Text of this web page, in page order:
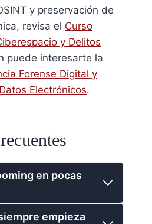
y preservación de
revisa el Curso
y Delitos
puede interesarte la
Forense Digital y
Electrónicos.
en pocas
empieza